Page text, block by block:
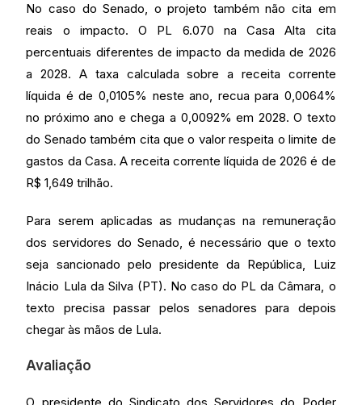
No caso do Senado, o projeto também não cita em
reais o impacto. O PL 6.070 na Casa Alta cita
percentuais diferentes de impacto da medida de 2026
a 2028. A taxa calculada sobre a receita corrente
líquida é de 0,0105% neste ano, recua para 0,0064%
no próximo ano e chega a 0,0092% em 2028. O texto
do Senado também cita que o valor respeita o limite de
gastos da Casa. A receita corrente líquida de 2026 é de
R$ 1,649 trilhão.
Para serem aplicadas as mudanças na remuneração
dos servidores do Senado, é necessário que o texto
seja sancionado pelo presidente da República, Luiz
Inácio Lula da Silva (PT). No caso do PL da Câmara, o
texto precisa passar pelos senadores para depois
chegar às mãos de Lula.
Avaliação